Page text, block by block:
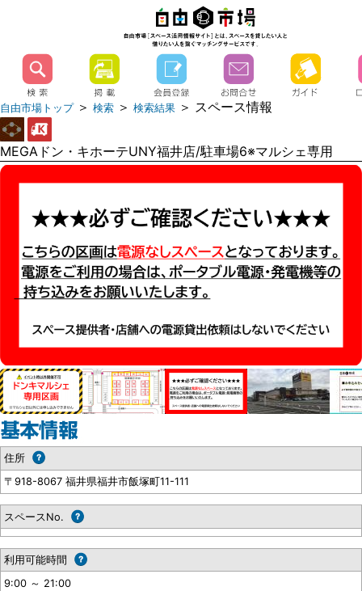
自由市場トップ＞ 検索 ＞ 検索結果 ＞ スペース情報
MEGAドン・キホーテUNY福井店/駐車場6※マルシェ専用
住所
〒918-8067 福井県福井市飯塚町11-111
スペースNo.
利用可能時間
9:00 ～ 21:00